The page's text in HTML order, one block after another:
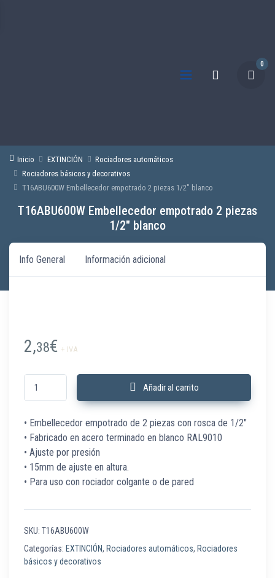
0
Inicio EXTINCIÓN
Rociadores automáticos
Rociadores básicos y decorativos
T16ABU600W Embellecedor empotrado 2 piezas 1/2″ blanco
T16ABU600W Embellecedor empotrado 2 piezas
1/2″ blanco
Info General Información adicional
2,38€ + IVA
T16ABU600W Embellecedor empotrado 2 piezas 1/2" blanco cantidad
Añadir al carrito
• Embellecedor empotrado de 2 piezas con rosca de 1/2″
• Fabricado en acero terminado en blanco RAL9010
• Ajuste por presión
• 15mm de ajuste en altura.
• Para uso con rociador colgante o de pared
SKU: T16ABU600W
Categorías: EXTINCIÓN, Rociadores automáticos, Rociadores
básicos y decorativos